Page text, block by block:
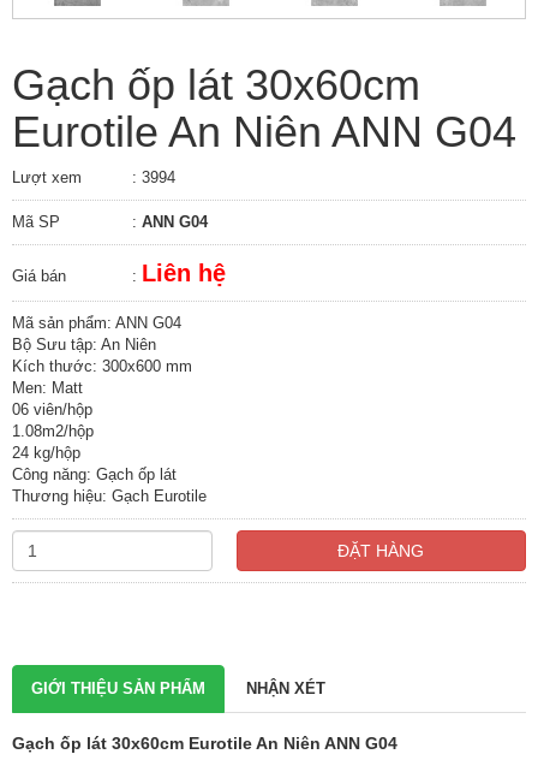
Gạch ốp lát 30x60cm
Eurotile An Niên ANN G04
Lượt xem : 3994
Mã SP : ANN G04
Giá bán : Liên hệ
Mã sản phẩm: ANN G04
Bộ Sưu tập: An Niên
Kích thước: 300x600 mm
Men: Matt
06 viên/hộp
1.08m2/hộp
24 kg/hộp
Công năng: Gạch ốp lát
Thương hiệu: Gạch Eurotile
ĐẶT HÀNG
GIỚI THIỆU SẢN PHẨM NHẬN XÉT
Gạch ốp lát 30x60cm Eurotile An Niên ANN G04